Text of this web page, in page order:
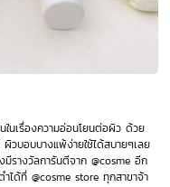
ในเรื่องความอ่อนโยนต่อผิว ด้วย
บอบบางแพ้ง่ายใช้ได้สบายๆเลย
มีรางวัลการันตีจาก @cosme อีก
ได้ที่ @cosme store ทุกสาขาจ้า